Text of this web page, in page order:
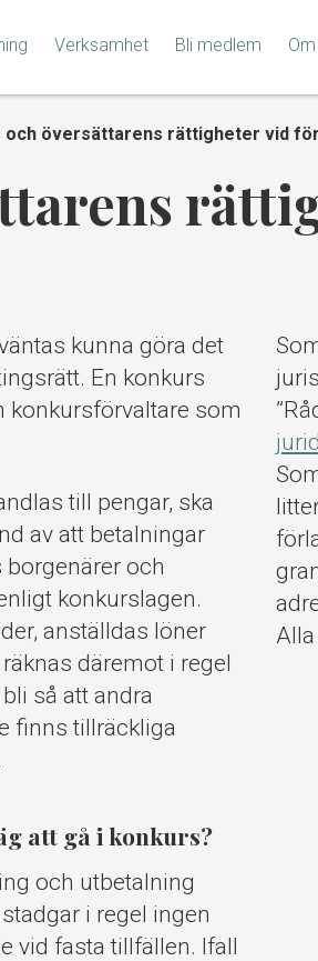
Verksamhet Bli medlem
och översättarens rättigheter vid
kunna göra det
En konkurs
konkursförvaltare som
till pengar, ska
av att betalningar
och
konkurslagen.
anställdas löner
däremot i regel
så att andra
finns tillräckliga
att gå i konkurs?
och utbetalning
i regel ingen
vid fasta tillfällen. Ifall